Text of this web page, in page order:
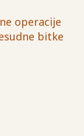
operacije
bitke